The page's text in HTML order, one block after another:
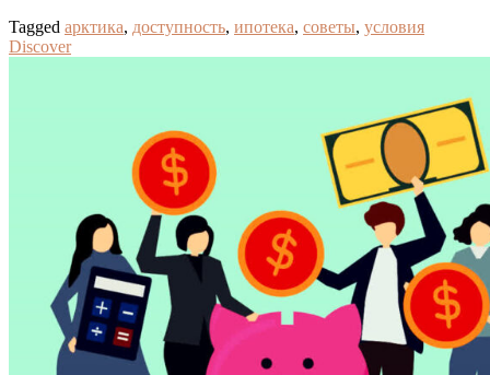
Tagged арктика, доступность, ипотека, советы, условия
Discover